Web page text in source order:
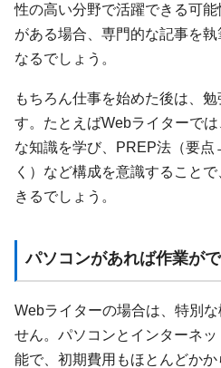
性の高い分野で活躍できる可
がある場合、専門的な記事を
なるでしょう。
もちろん仕事を始めた後は、
す。たとえばWebライターで
な知識を学び、PREP法（要
く）など構成を意識すること
きるでしょう。
パソコンがあれば作業が
Webライターの場合は、特別
せん。パソコンとインターネ
能で、初期費用もほとんどか